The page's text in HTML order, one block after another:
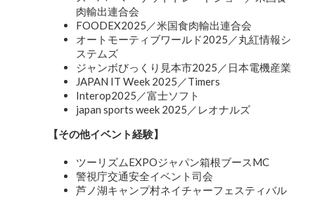
肉輸出連合会
FOODEX2025／米国食肉輸出連合会
オートモーティブワールド2025／丸紅情報シ
ステムズ
ジャンボびっくり見本市2025／日本電機産業
JAPAN IT Week 2025／Timers
Interop2025／富士ソフト
japan sports week 2025／レオナルズ
【その他イベント経験】
ツーリズムEXPOジャパン箱根ブースMC
警視庁交通安全イベント司会
芦ノ湖キャンプ村ネイチャーフェスティバル